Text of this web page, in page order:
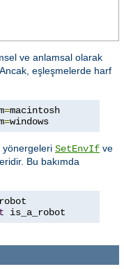
ve anlamsal olarak
eşleşmelerde harf
=
=windows
yönergeleri SetEnvIf ve
Bu bakımda
is_a_robot